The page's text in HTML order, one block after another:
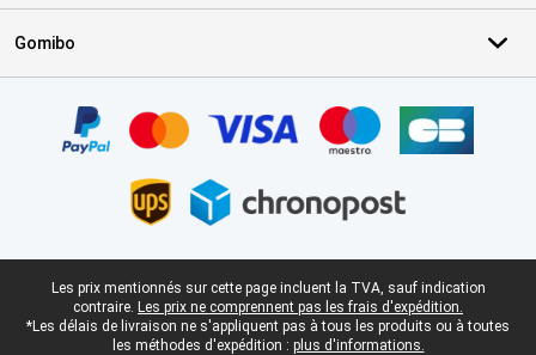
Gomibo
Pied-de-page légal
Les prix mentionnés sur cette page incluent la TVA, sauf indication
contraire. Les prix ne comprennent pas les frais d'expédition.
*Les délais de livraison ne s'appliquent pas à tous les produits ou à toutes
les méthodes d'expédition : plus d'informations.